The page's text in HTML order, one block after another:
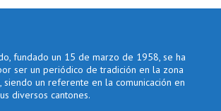
fundado un 15 de marzo de 1958, se ha
ser un periódico de tradición en la zona
siendo un referente en la comunicación en
diversos cantones.